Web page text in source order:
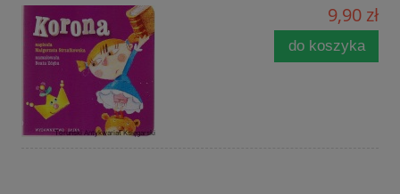
9,90 zł
do koszyka